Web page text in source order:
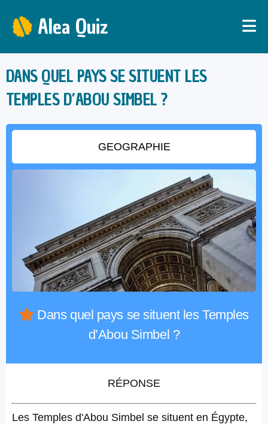
Alea Quiz
DANS QUEL PAYS SE SITUENT LES
TEMPLES D’ABOU SIMBEL ?
GEOGRAPHIE
Dans quel pays se situent les Temples
d’Abou Simbel ?
RÉPONSE
Les Temples d'Abou Simbel se situent en Égypte,